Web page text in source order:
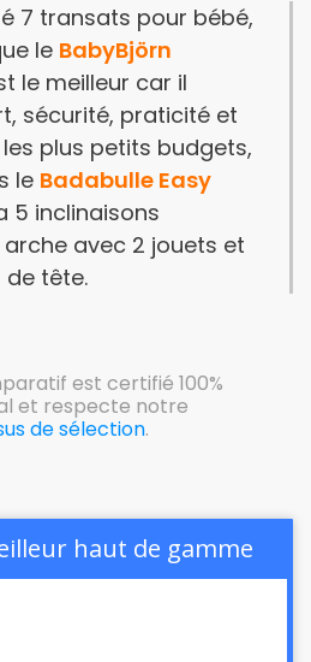
7 transats pour bébé,
le BabyBjörn
le meilleur car il
sécurité, praticité et
plus petits budgets,
le Badabulle Easy
5 inclinaisons
avec 2 jouets et
de tête.
est certifié 100%
et respecte notre
de sélection.
haut de gamme